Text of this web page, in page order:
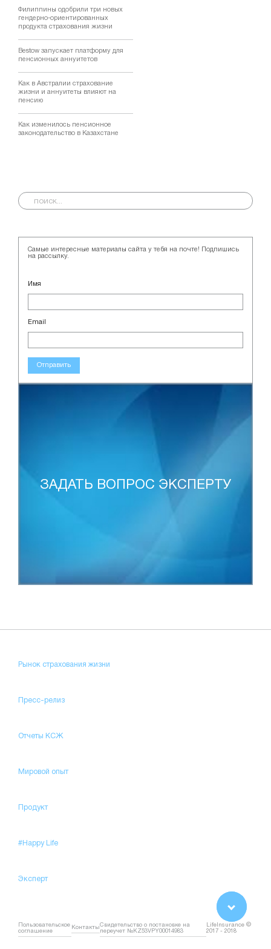
Филиппины одобрили три новых
гендерно-ориентированных
продукта страхования жизни
Bestow запускает платформу для
пенсионных аннуитетов
Как в Австралии страхование
жизни и аннуитеты влияют на
пенсию
Как изменилось пенсионное
законодательство в Казахстане
Самые интересные материалы сайта у тебя на почте! Подпишись
на рассылку.
Имя
Email
Отправить
ЗАДАТЬ ВОПРОС ЭКСПЕРТУ
Рынок страхования жизни
Пресс-релиз
Отчеты КСЖ
Мировой опыт
Продукт
#Happy Life
Эксперт
Пользовательское
соглашение
КонтактыСвидетельство о постановке на
переучет №KZ53VPY00014983
LifeInsurance ©
2017 - 2018